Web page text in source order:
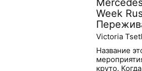
Week
Victoria
Название
круто.